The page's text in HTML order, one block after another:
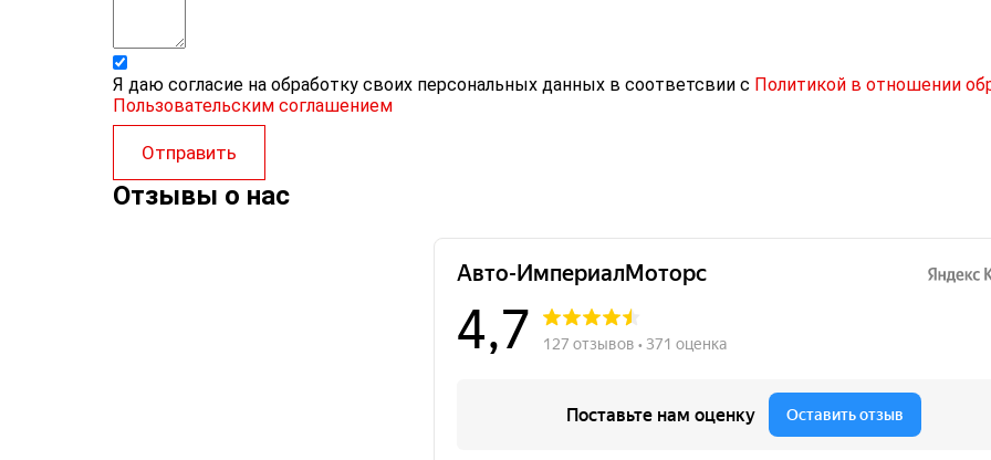
Я даю согласие на обработку своих персональных данных в соответсвии с Политикой в отношении
Пользовательским соглашением
Отправить
Отзывы о нас